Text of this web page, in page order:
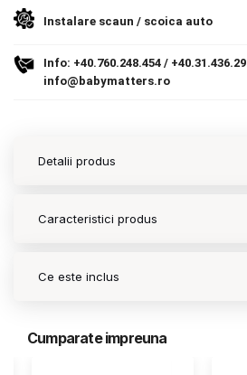
Instalare scaun / scoica auto
Info: +40.760.248.454 /
info@babymatters.ro
Detalii produs
Caracteristici produs
Ce este inclus
Cumparate impreuna